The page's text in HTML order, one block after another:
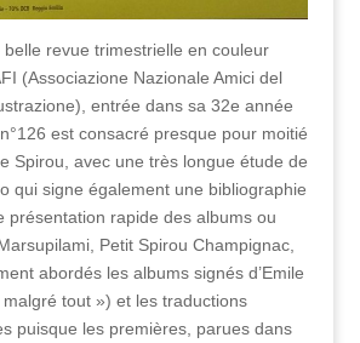
belle revue trimestrielle en couleur
(Associazione Nazionale Amici del
entrée dans sa 32e année
est consacré presque pour moitié
Spirou, avec une très longue étude de
qui signe également une bibliographie
présentation rapide des albums ou
Petit Spirou Champignac,
abordés les albums signés d’Emile
malgré tout ») et les traductions
puisque les premières, parues dans